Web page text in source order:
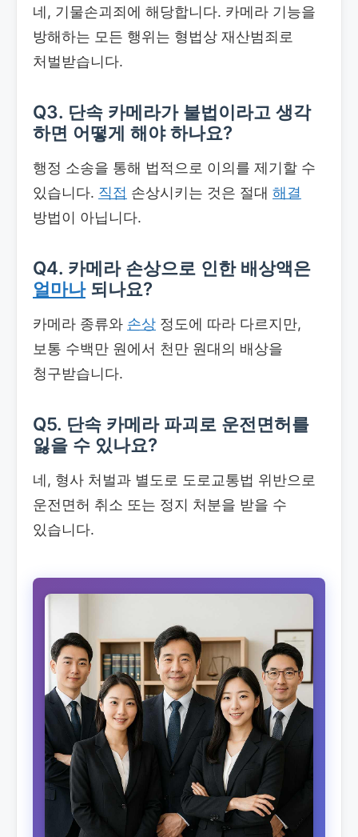
네, 기물손괴죄에 해당합니다. 카메라 기능을
방해하는 모든 행위는 형법상 재산범죄로
처벌받습니다.
Q3. 단속 카메라가 불법이라고 생각
하면 어떻게 해야 하나요?
행정 소송을 통해 법적으로 이의를 제기할 수
있습니다. 직접 손상시키는 것은 절대 해결
방법이 아닙니다.
Q4. 카메라 손상으로 인한 배상액은
얼마나되나요?
카메라 종류와 손상 정도에 따라 다르지만,
보통 수백만 원에서 천만 원대의 배상을
청구받습니다.
Q5. 단속 카메라 파괴로 운전면허를
잃을 수 있나요?
네, 형사 처벌과 별도로 도로교통법 위반으로
운전면허 취소 또는 정지 처분을 받을 수
있습니다.